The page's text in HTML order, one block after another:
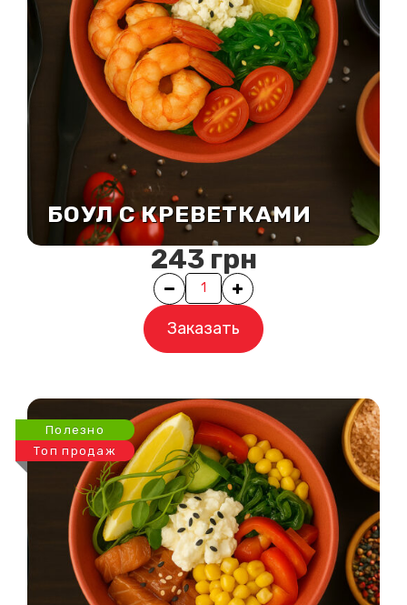
БОУЛ С КРЕВЕТКАМИ
243 грн
Quantity
Заказать
Полезно
Топ продаж